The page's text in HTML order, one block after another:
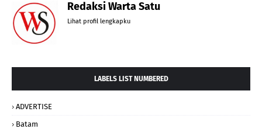
Redaksi Warta Satu
Lihat profil lengkapku
LABELS LIST NUMBERED
ADVERTISE
Batam